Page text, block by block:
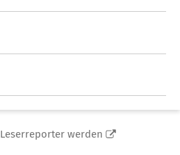
Leserreporter werden